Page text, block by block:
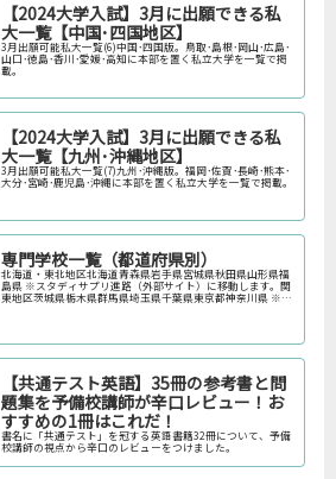
【2024大学入試】3月に出願できる私
大一覧【中国･四国地区】
3月出願可能私大一覧(6)中国･四国版。鳥取･島根･岡山･広島･
山口･徳島･香川･愛媛･高知に本部を置く私立大学を一覧で掲
載。
【2024大学入試】3月に出願できる私
大一覧【九州･沖縄地区】
3月出願可能私大一覧(7)九州･沖縄版。福岡･佐賀･長崎･熊本･
大分･宮崎･鹿児島･沖縄に本部を置く私立大学を一覧で掲載。
専門学校一覧（都道府県別）
北海道・東北地区北海道青森県岩手県宮城県秋田県山形県福
島県 ※スタディサプリ進路（外部サイト）に移動します。関
東地区茨城県栃木県群馬県埼玉県千葉県東京都神奈川県 ※ス
【共通テスト英語】35冊の参考書と問
題集を予備校講師が辛口レビュー！お
すすめの1冊はこれだ！
書名に「共通テスト」を冠する英語書籍32冊について、予備
校講師の視点から辛口のレビューをつけました。